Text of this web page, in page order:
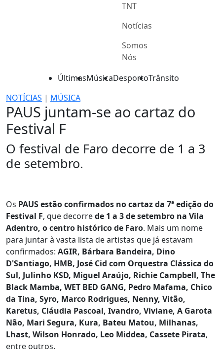
TNT
Notícias
Somos
Nós
ÚltimasMúsicaDesportoTrânsito
NOTÍCIAS | MÚSICA
PAUS juntam-se ao cartaz do
Festival F
O festival de Faro decorre de 1 a 3
de setembro.
Os PAUS estão confirmados no cartaz da 7ª edição do
Festival F, que decorrede 1 a 3 de setembro na Vila
Adentro, o centro histórico de Faro. Mais um nome
para juntar à vasta lista de artistas que já estavam
confirmados: AGIR, Bárbara Bandeira, Dino
D'Santiago, HMB, José Cid com Orquestra Clássica do
Sul, Julinho KSD, Miguel Araújo, Richie Campbell, The
Black Mamba, WET BED GANG, Pedro Mafama, Chico
da Tina, Syro, Marco Rodrigues, Nenny, Vitão,
Karetus, Cláudia Pascoal, Ivandro, Viviane, A Garota
Não, Mari Segura, Kura, Bateu Matou, Milhanas,
Lhast, Wilson Honrado, Leo Middea, Cassete Pirata,
entre outros.